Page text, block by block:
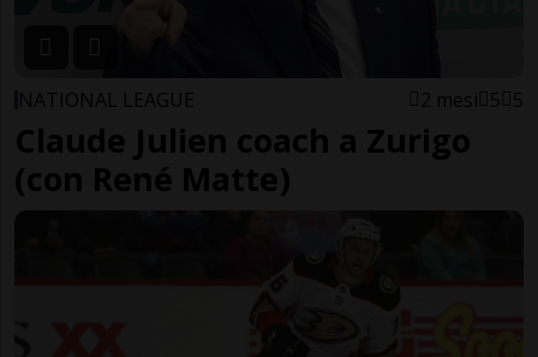
NATIONAL LEAGUE 2 mesi 5 5
Claude Julien coach a Zurigo
(con René Matte)